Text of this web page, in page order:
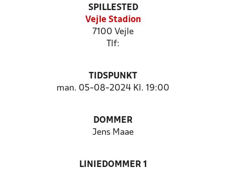
SPILLESTED
Vejle Stadion
7100 Vejle
Tlf:
TIDSPUNKT
man. 05-08-2024 Kl. 19:00
DOMMER
Jens Maae
LINIEDOMMER 1